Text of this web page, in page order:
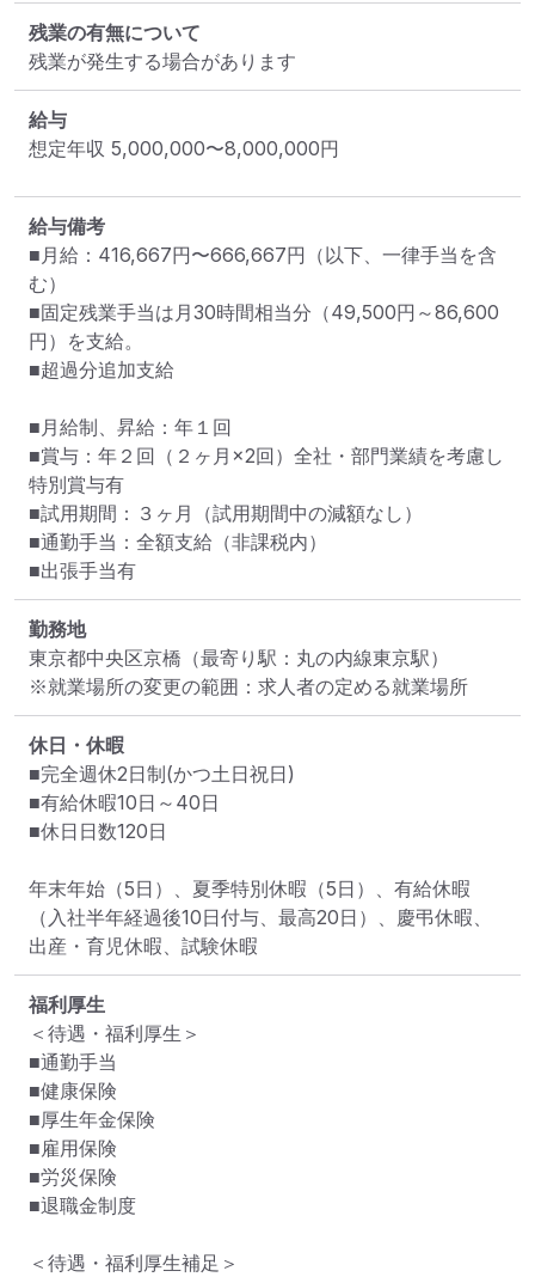
残業の有無について
残業が発生する場合があります
給与
想定年収 5,000,000〜8,000,000円
給与備考
■月給：416,667円〜666,667円（以下、一律手当を含
む）
■固定残業手当は月30時間相当分（49,500円～86,600
円）を支給。
■超過分追加支給
■月給制、昇給：年１回
■賞与：年２回（２ヶ月×2回）全社・部門業績を考慮し
特別賞与有
■試用期間：３ヶ月（試用期間中の減額なし）
■通勤手当：全額支給（非課税内）
■出張手当有
勤務地
東京都中央区京橋 （最寄り駅：丸の内線東京駅）
※就業場所の変更の範囲：求人者の定める就業場所
休日・休暇
■完全週休2日制(かつ土日祝日)
■有給休暇10日～40日
■休日日数120日
年末年始（5日）、夏季特別休暇（5日）、有給休暇
（入社半年経過後10日付与、最高20日）、慶弔休暇、
出産・育児休暇、試験休暇
福利厚生
＜待遇・福利厚生＞
■通勤手当
■健康保険
■厚生年金保険
■雇用保険
■労災保険
■退職金制度
＜待遇・福利厚生補足＞